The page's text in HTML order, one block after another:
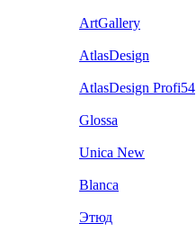
ArtGallery
AtlasDesign
AtlasDesign Profi54
Glossa
Unica New
Blanca
Этюд